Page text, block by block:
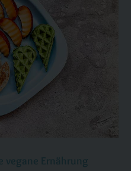
vegane Ernährung